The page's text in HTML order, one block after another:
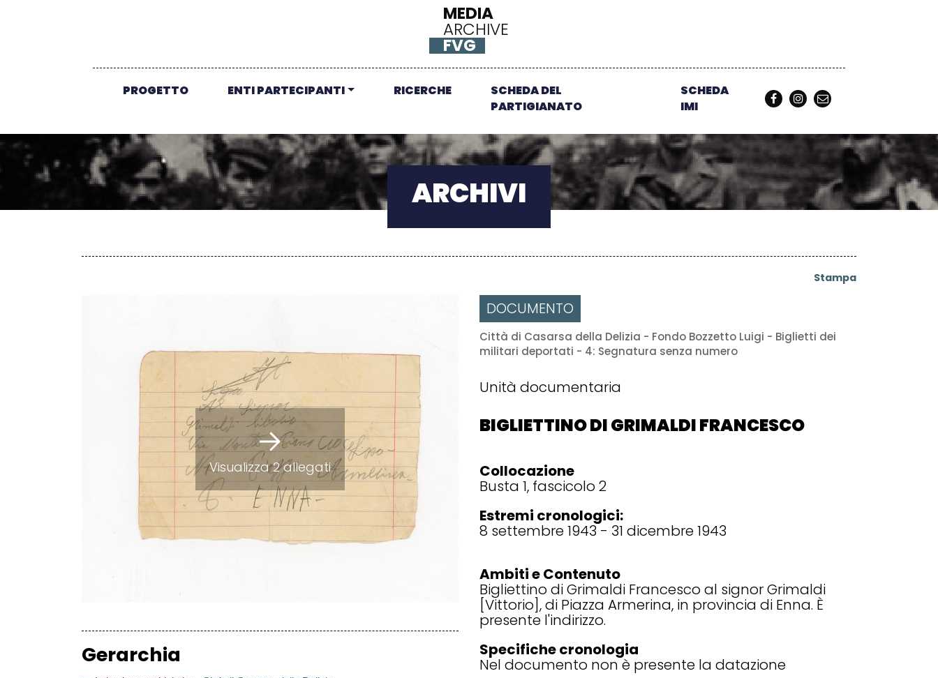
MEDIA
ARCHIVE
FVG
PROGETTO ENTI PARTECIPANTI RICERCHE
SCHEDA DEL
PARTIGIANATO
SCHEDA
IMI
ARCHIVI
Stampa
Visualizza 2 allegati
Gerarchia
DOCUMENTO
Città di Casarsa della Delizia - Fondo Bozzetto Luigi - Biglietti dei
militari deportati - 4: Segnatura senza numero
Unità documentaria
BIGLIETTINO DI GRIMALDI FRANCESCO
Collocazione
Busta 1, fascicolo 2
Estremi cronologici:
8 settembre 1943 - 31 dicembre 1943
Ambiti e Contenuto
Bigliettino di Grimaldi Francesco al signor Grimaldi
[Vittorio], di Piazza Armerina, in provincia di Enna. È
presente l'indirizzo.
Specifiche cronologia
Nel documento non è presente la datazione